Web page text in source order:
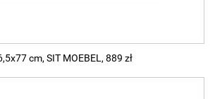
cm, SIT MOEBEL, 889 zł